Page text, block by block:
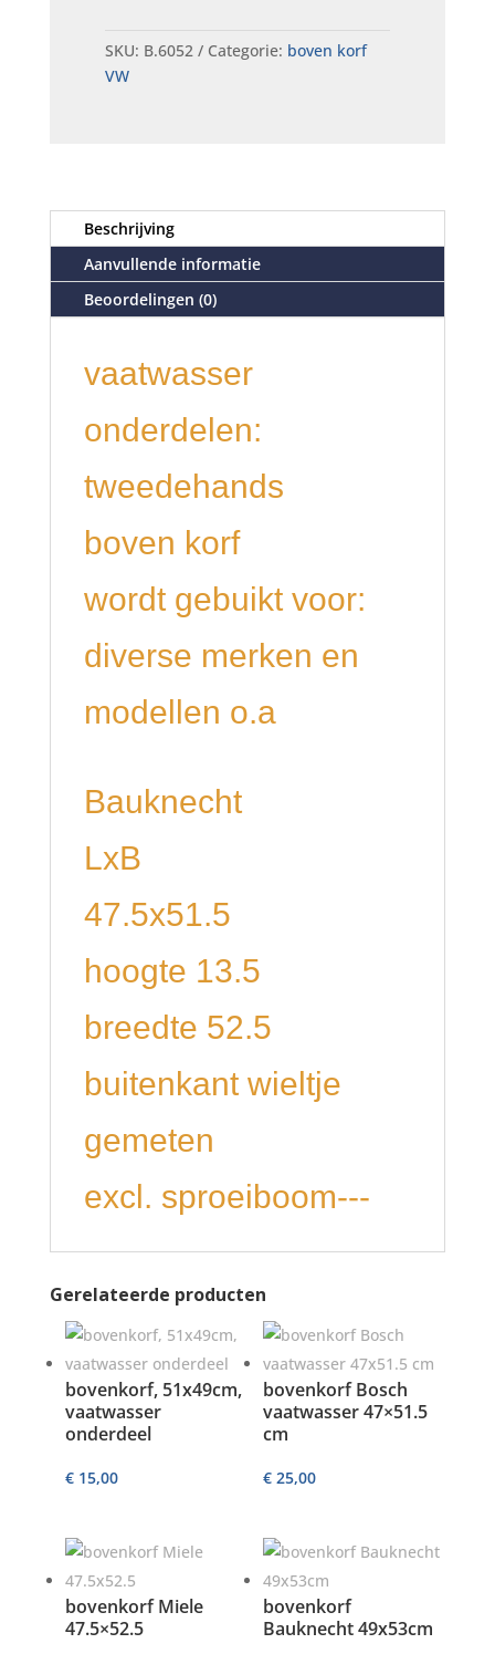
SKU: B.6052 Categorie: boven korf
VW
Beschrijving
Aanvullende informatie
Beoordelingen (0)
vaatwasser
onderdelen:
tweedehands
boven korf
wordt gebuikt voor:
diverse merken en
modellen o.a
Bauknecht
LxB
47.5x51.5
hoogte 13.5
breedte 52.5
buitenkant wieltje
gemeten
excl. sproeiboom---
Gerelateerde producten
bovenkorf, 51x49cm,
vaatwasser
onderdeel
€15,00
bovenkorf Bosch
vaatwasser 47×51.5
cm
€25,00
bovenkorf Miele
47.5×52.5
bovenkorf
Bauknecht 49x53cm